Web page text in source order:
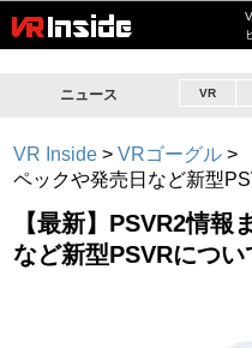
ニュース VR
VR Inside >VRゴーグル >
ペックや発売日など新型
【最新】PSVR2情報
など新型PSVRについ